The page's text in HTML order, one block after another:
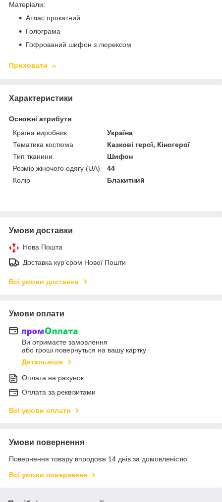
Матеріали:
Атлас прокатний
Голограма
Гофрований шифон з люрексом
Приховати
Характеристики
Основні атрибути
Країна виробник
Україна
Тематика костюма
Казкові герої, Кіногерої
Тип тканини
Шифон
Розмір жіночого одягу (UA)
44
Колір
Блакитний
Умови доставки
Нова Пошта
Доставка кур'єром Нової Пошти
Всі умови доставки
Умови оплати
Ви отримаєте замовлення
або гроші повернуться на вашу картку
Детальніше
Оплата на рахунок
Оплата за реквізитами
Всі умови оплати
Умови повернення
Повернення товару впродовж 14 днів за домовленістю
Всі умови повернення